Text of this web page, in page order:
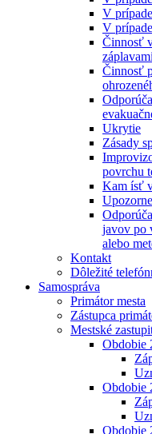
V
V
Činnosť
záplavami
Činnosť
Ukrytie
Zásady
povrchu
Kam ísť
javov po
alebo
Kontakt
Dôležité
Samospráva
Primátor mesta
Zástupca
Mestské
Obdobie
Obdobie
Obdobie